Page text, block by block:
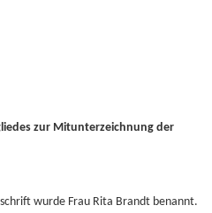
zur Mitunterzeichnung der
wurde Frau Rita Brandt benannt.